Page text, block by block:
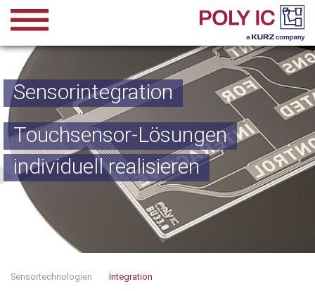
Skip to main content
Sensorintegration
Touchsensor-Lösungen
individuell realisieren
Sensortechnologien Integration